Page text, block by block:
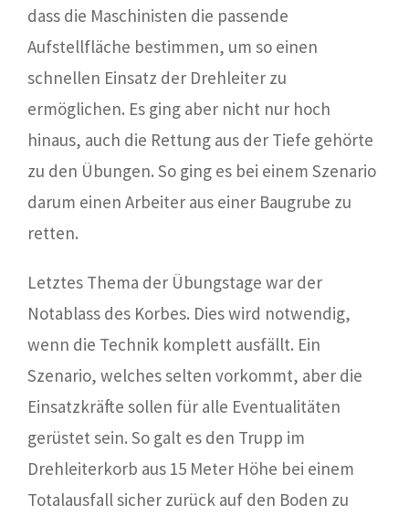
dass die Maschinisten die passende
Aufstellfläche bestimmen, um so einen
schnellen Einsatz der Drehleiter zu
ermöglichen. Es ging aber nicht nur hoch
hinaus, auch die Rettung aus der Tiefe gehörte
zu den Übungen. So ging es bei einem Szenario
darum einen Arbeiter aus einer Baugrube zu
retten.
Letztes Thema der Übungstage war der
Notablass des Korbes. Dies wird notwendig,
wenn die Technik komplett ausfällt. Ein
Szenario, welches selten vorkommt, aber die
Einsatzkräfte sollen für alle Eventualitäten
gerüstet sein. So galt es den Trupp im
Drehleiterkorb aus 15 Meter Höhe bei einem
Totalausfall sicher zurück auf den Boden zu